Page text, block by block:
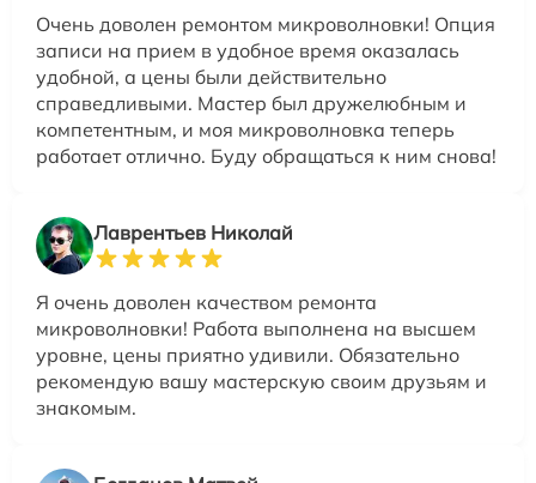
Очень доволен ремонтом микроволновки! Опция
записи на прием в удобное время оказалась
удобной, а цены были действительно
справедливыми. Мастер был дружелюбным и
компетентным, и моя микроволновка теперь
работает отлично. Буду обращаться к ним снова!
Лаврентьев Николай
Я очень доволен качеством ремонта
микроволновки! Работа выполнена на высшем
уровне, цены приятно удивили. Обязательно
рекомендую вашу мастерскую своим друзьям и
знакомым.